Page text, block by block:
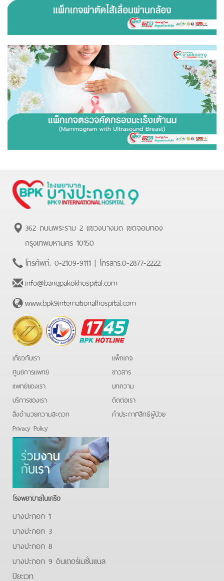
362 ถนนพระราม 2 แขวงบางมด เขตจอมทอง
กรุงเทพมหานคร 10150
โทรศัพท์. 0-2109-9111 | โทรสาร.0-2877-2222
info@bangpakokhospital.com
www.bpk9internationalhospital.com
BPK
Hotline
เกี่ยวกับเรา
ศูนย์การแพทย์
แพทย์ของเรา
บริการของเรา
สิ่งอำนวยความสะดวก
Privacy Policy
แพ็กเกจ
ข่าวสาร
บทความ
ติดต่อเรา
คําประกาศสิทธิผู้ป่วย
โรงพยาบาลในเครือ
บางปะกอก 1
บางปะกอก 3
บางปะกอก 8
บางปะกอก 9 อินเตอร์เนชั่นแนล
ปิยะเวท